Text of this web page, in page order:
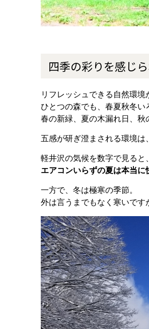
四季の彩りを感じ
リフレッシュできる自然環境
ひとつの森でも、春夏秋冬い
春の新緑、夏の木漏れ日、秋
五感が研ぎ澄まされる環境は
軽井沢の気候を数字で見る
エアコンいらずの夏は本当に
一方で、冬は極寒の季節。
外は言うまでもなく寒いです